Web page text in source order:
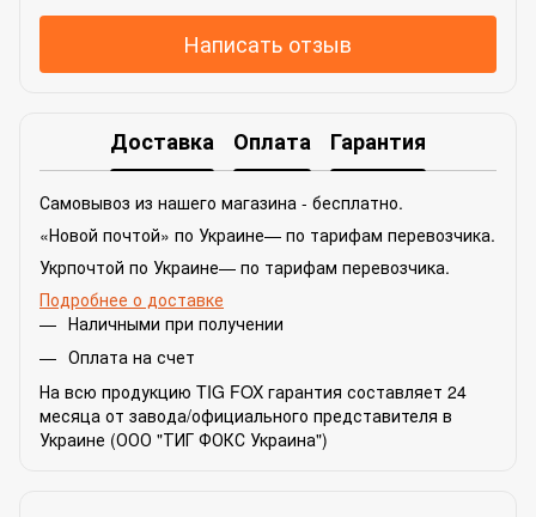
Написать отзыв
Доставка Оплата Гарантия
Самовывоз из нашего магазина - бесплатно.
«Новой почтой» по Украине— по тарифам перевозчика.
Укрпочтой по Украине— по тарифам перевозчика.
Подробнее о доставке
Наличными при получении
Оплата на счет
На всю продукцию TIG FOX гарантия составляет 24
месяца от завода/официального представителя в
Украине (ООО "ТИГ ФОКС Украина")